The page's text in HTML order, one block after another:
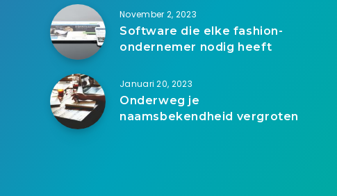
November 2, 2023
Software die elke fashion-
ondernemer nodig heeft
Januari 20, 2023
Onderweg je
naamsbekendheid vergroten